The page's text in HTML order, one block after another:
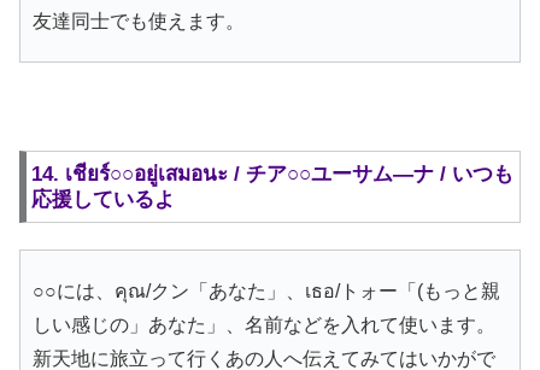
友達同士でも使えます。
14. เชียร์○○อยู่เสมอนะ / チア○○ユーサム―ナ / いつも
応援しているよ
○○には、คุณ/クン「あなた」、เธอ/トォー「(もっと親
しい感じの」あなた」、名前などを入れて使います。
新天地に旅立って行くあの人へ伝えてみてはいかがで